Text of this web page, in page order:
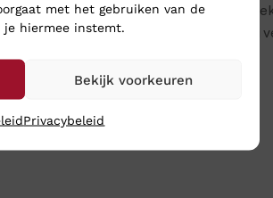
met het gebruiken van de
hiermee instemt.
Bekijk voorkeuren
Privacybeleid
in Geldrop. Dan weet je zeker dat je
bestel ze online in onze webshop. Wij